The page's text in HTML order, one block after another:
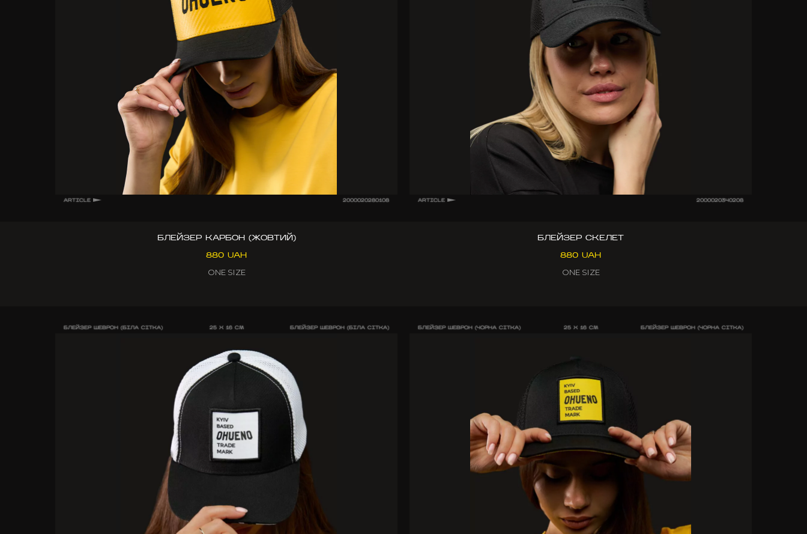
ARTICLE 2000020280108
БЛЕЙЗЕР КАРБОН (ЖОВТИЙ)
880 UAH
ONE SIZE
ARTICLE 2000020340208
БЛЕЙЗЕР СКЕЛЕТ
880 UAH
ONE SIZE
БЛЕЙЗЕР ШЕВРОН (БІЛА СІТКА) 25 X 16 CM БЛЕЙЗЕР ШЕВРОН (БІЛА СІТКА) БЛЕЙЗЕР ШЕВРОН (ЧОРНА СІТКА) 25 X 16 CM БЛЕЙЗЕР ШЕВРОН (ЧОРНА СІТКА)